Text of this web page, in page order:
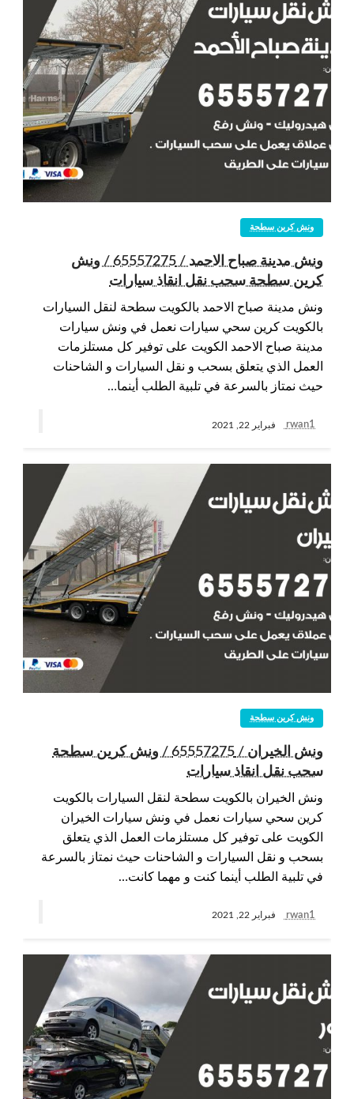
ونش كرين سطحة
ونش مدينة صباح الاحمد / 65557275 / ونش
كرين سطحة سحب نقل انقاذ سيارات
ونش مدينة صباح الاحمد بالكويت سطحة لنقل السيارات
بالكويت كرين سحي سيارات نعمل في ونش سيارات
مدينة صباح الاحمد الكويت على توفير كل مستلزمات
العمل الذي يتعلق بسحب و نقل السيارات و الشاحنات
حيث نمتاز بالسرعة في تلبية الطلب أينما…
rwan1 فبراير 22, 2021
ونش كرين سطحة
ونش الخيران / 65557275 / ونش كرين سطحة
سحب نقل انقاذ سيارات
ونش الخيران بالكويت سطحة لنقل السيارات بالكويت
كرين سحي سيارات نعمل في ونش سيارات الخيران
الكويت على توفير كل مستلزمات العمل الذي يتعلق
بسحب و نقل السيارات و الشاحنات حيث نمتاز بالسرعة
في تلبية الطلب أينما كنت و مهما كانت…
rwan1 فبراير 22, 2021